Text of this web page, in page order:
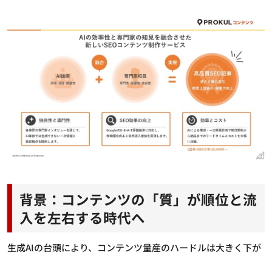
背景：コンテンツの「質」が順位と流
入を左右する時代へ
生成AIの台頭により、コンテンツ量産のハードルは大きく下が